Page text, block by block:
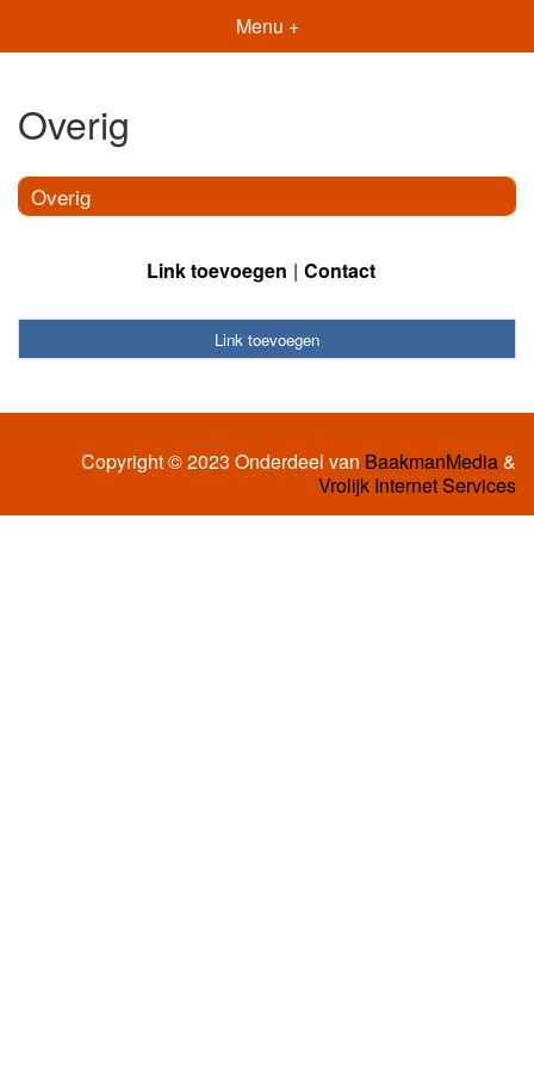
Menu +
Overig
Overig
Link toevoegen Contact
Link toevoegen
Copyright © 2023 Onderdeel van BaakmanMedia&
Vrolijk Internet Services